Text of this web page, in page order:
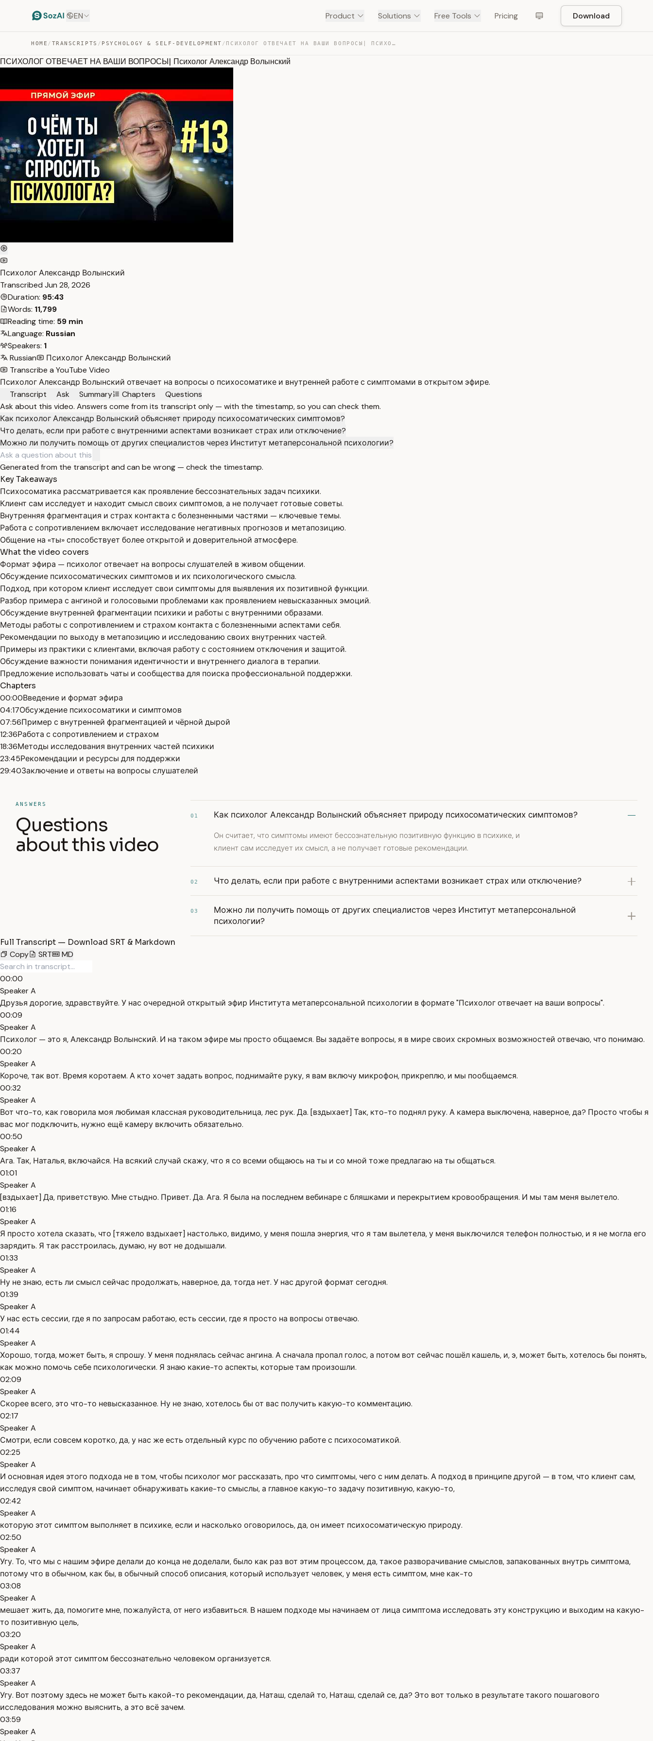
EN Product Solutions Free Tools Pricing Download
HOME / TRANSCRIPTS / PSYCHOLOGY & SELF-DEVELOPMENT / ПСИХОЛОГ ОТВЕЧАЕТ НА ВАШИ ВОПРОСЫ| ПСИХОЛОГ АЛЕКСАНДР В… — TRANSCRIPT
ПСИХОЛОГ ОТВЕЧАЕТ НА ВАШИ ВОПРОСЫ| Психолог Александр Волынский
Психолог Александр Волынский
Transcribed Jun 28, 2026
Duration: 95:43
Words: 11,799
Reading time: 59 min
Language: Russian
Speakers: 1
Russian
Психолог Александр Волынский
Transcribe a YouTube Video
Психолог Александр Волынский отвечает на вопросы о психосоматике и внутренней работе с симптомами в открытом эфире.
Transcript
Ask Summary Chapters
Questions
Ask about this video. Answers come from its transcript only — with the timestamp, so you can check them.
Как психолог Александр Волынский объясняет природу психосоматических симптомов?
Что делать, если при работе с внутренними аспектами возникает страх или отключение?
Можно ли получить помощь от других специалистов через Институт метаперсональной психологии?
Generated from the transcript and can be wrong — check the timestamp.
Key Takeaways
Психосоматика рассматривается как проявление бессознательных задач психики.
Клиент сам исследует и находит смысл своих симптомов, а не получает готовые советы.
Внутренняя фрагментация и страх контакта с болезненными частями — ключевые темы.
Работа с сопротивлением включает исследование негативных прогнозов и метапозицию.
Общение на «ты» способствует более открытой и доверительной атмосфере.
What the video covers
Формат эфира — психолог отвечает на вопросы слушателей в живом общении.
Обсуждение психосоматических симптомов и их психологического смысла.
Подход, при котором клиент исследует свои симптомы для выявления их позитивной функции.
Разбор примера с ангиной и голосовыми проблемами как проявлением невысказанных эмоций.
Обсуждение внутренней фрагментации психики и работы с внутренними образами.
Методы работы с сопротивлением и страхом контакта с болезненными аспектами себя.
Рекомендации по выходу в метапозицию и исследованию своих внутренних частей.
Примеры из практики с клиентами, включая работу с состоянием отключения и защитой.
Обсуждение важности понимания идентичности и внутреннего диалога в терапии.
Предложение использовать чаты и сообщества для поиска профессиональной поддержки.
Chapters
00:00Введение и формат эфира
04:17Обсуждение психосоматики и симптомов
07:56Пример с внутренней фрагментацией и чёрной дырой
12:36Работа с сопротивлением и страхом
18:36Методы исследования внутренних частей психики
23:45Рекомендации и ресурсы для поддержки
29:40Заключение и ответы на вопросы слушателей
ANSWERS
Questions
about this video
01 Как психолог Александр Волынский объясняет природу психосоматических симптомов?
Он считает, что симптомы имеют бессознательную позитивную функцию в психике, и
клиент сам исследует их смысл, а не получает готовые рекомендации.
02 Что делать, если при работе с внутренними аспектами возникает страх или отключение?
03
Можно ли получить помощь от других специалистов через Институт метаперсональной
психологии?
Full Transcript — Download SRT & Markdown
Copy
SRT MD
00:00
Speaker A
Друзья дорогие, здравствуйте. У нас очередной открытый эфир Института метаперсональной психологии в формате "Психолог отвечает на ваши вопросы".
00:09
Speaker A
Психолог — это я, Александр Волынский. И на таком эфире мы просто общаемся. Вы задаёте вопросы, я в мире своих скромных возможностей отвечаю, что понимаю.
00:20
Speaker A
Короче, так вот. Время коротаем. А кто хочет задать вопрос, поднимайте руку, я вам включу микрофон, прикреплю, и мы пообщаемся.
00:32
Speaker A
Вот что-то, как говорила моя любимая классная руководительница, лес рук. Да. [вздыхает] Так, кто-то поднял руку. А камера выключена, наверное, да? Просто чтобы я
вас мог подключить, нужно ещё камеру включить обязательно.
00:50
Speaker A
Ага. Так, Наталья, включайся. На всякий случай скажу, что я со всеми общаюсь на ты и со мной тоже предлагаю на ты общаться.
01:01
Speaker A
[вздыхает] Да, приветствую. Мне стыдно. Привет. Да. Ага. Я была на последнем вебинаре с бляшками и перекрытием кровообращения. И мы там меня вылетело.
01:16
Speaker A
Я просто хотела сказать, что [тяжело вздыхает] настолько, видимо, у меня пошла энергия, что я там вылетела, у меня выключился телефон полностью, и я не могла его
зарядить. Я так расстроилась, думаю, ну вот не додышали.
01:33
Speaker A
Ну не знаю, есть ли смысл сейчас продолжать, наверное, да, тогда нет. У нас другой формат сегодня.
01:39
Speaker A
У нас есть сессии, где я по запросам работаю, есть сессии, где я просто на вопросы отвечаю.
01:44
Speaker A
Хорошо, тогда, может быть, я спрошу. У меня поднялась сейчас ангина. А сначала пропал голос, а потом вот сейчас пошёл кашель, и, э, может быть, хотелось бы понять,
как можно помочь себе психологически. Я знаю какие-то аспекты, которые там произошли.
02:09
Speaker A
Скорее всего, это что-то невысказанное. Ну не знаю, хотелось бы от вас получить какую-то комментацию.
02:17
Speaker A
Смотри, если совсем коротко, да, у нас же есть отдельный курс по обучению работе с психосоматикой.
02:25
Speaker A
И основная идея этого подхода не в том, чтобы психолог мог рассказать, про что симптомы, чего с ним делать. А подход в принципе другой — в том, что клиент сам,
исследуя свой симптом, начинает обнаруживать какие-то смыслы, а главное какую-то задачу позитивную, какую-то,
02:42
Speaker A
которую этот симптом выполняет в психике, если и насколько оговорилось, да, он имеет психосоматическую природу.
02:50
Speaker A
Угу. То, что мы с нашим эфире делали до конца не доделали, было как раз вот этим процессом, да, такое разворачивание смыслов, запакованных внутрь симптома,
потому что в обычном, как бы, в обычный способ описания, который использует человек, у меня есть симптом, мне как-то
03:08
Speaker A
мешает жить, да, помогите мне, пожалуйста, от него избавиться. В нашем подходе мы начинаем от лица симптома исследовать эту конструкцию и выходим на какую-
то позитивную цель,
03:20
Speaker A
ради которой этот симптом бессознательно человеком организуется.
03:37
Speaker A
Угу. Вот поэтому здесь не может быть какой-то рекомендации, да, Наташ, сделай то, Наташ, сделай се, да? Это вот только в результате такого пошагового
исследования можно выяснить, а это всё зачем.
03:59
Speaker A